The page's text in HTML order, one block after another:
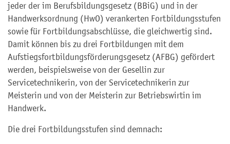
jeder der im Berufsbildungsgesetz (BBiG) und in der
Handwerksordnung (HwO) verankerten Fortbildungsstufen
sowie für Fortbildungsabschlüsse, die gleichwertig sind.
Damit können bis zu drei Fortbildungen mit dem
Aufstiegsfortbildungsförderungsgesetz (AFBG) gefördert
werden, beispielsweise von der Gesellin zur
Servicetechnikerin, von der Servicetechnikerin zur
Meisterin und von der Meisterin zur Betriebswirtin im
Handwerk.
Die drei Fortbildungsstufen sind demnach: